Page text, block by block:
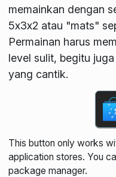
memainkan dengan
5x3x2 atau "mats"
Permainan harus
level sulit, begitu
yang cantik.
This button only works
application stores. You
package manager.